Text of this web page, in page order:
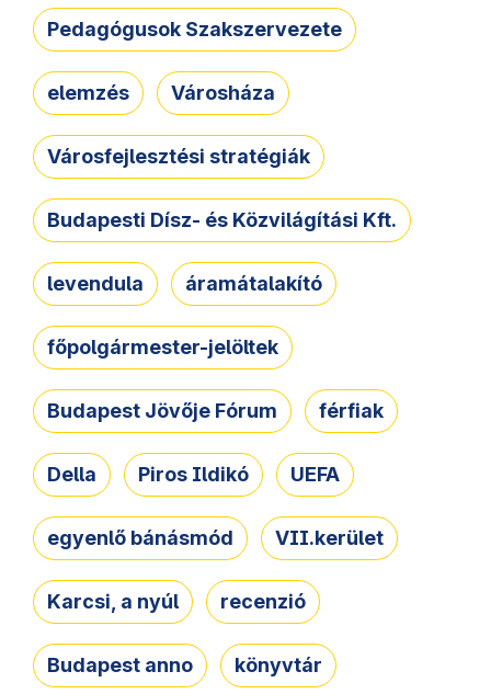
Pedagógusok Szakszervezete
elemzés Városháza
Városfejlesztési stratégiák
Budapesti Dísz- és Közvilágítási Kft.
levendula áramátalakító
főpolgármester-jelöltek
Budapest Jövője Fórum férfiak
Della Piros Ildikó UEFA
egyenlő bánásmód VII.kerület
Karcsi, a nyúl recenzió
Budapest anno könyvtár